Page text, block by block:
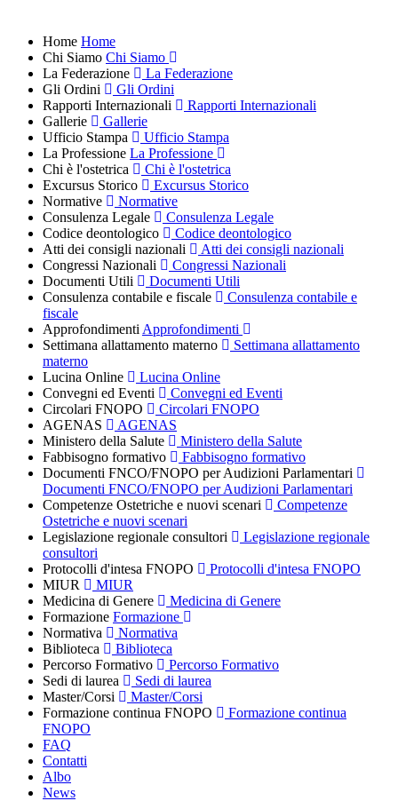
Home Home
Chi Siamo Chi Siamo
La Federazione
La Federazione
Gli Ordini
Gli Ordini
Rapporti Internazionali
Rapporti Internazionali
Gallerie
Gallerie
Ufficio Stampa
Ufficio Stampa
La Professione La Professione
Chi è l'ostetrica
Chi è l'ostetrica
Excursus Storico
Excursus Storico
Normative
Normative
Consulenza Legale
Consulenza Legale
Codice deontologico
Codice deontologico
Atti dei consigli nazionali
Atti dei consigli nazionali
Congressi Nazionali
Congressi Nazionali
Documenti Utili
Documenti Utili
Consulenza contabile e fiscale
Consulenza contabile e
fiscale
Approfondimenti Approfondimenti
Settimana allattamento materno
Settimana allattamento
materno
Lucina Online
Lucina Online
Convegni ed Eventi
Convegni ed Eventi
Circolari FNOPO
Circolari FNOPO
AGENAS
AGENAS
Ministero della Salute
Ministero della Salute
Fabbisogno formativo
Fabbisogno formativo
Documenti FNCO/FNOPO per Audizioni Parlamentari
Documenti FNCO/FNOPO per Audizioni Parlamentari
Competenze Ostetriche e nuovi scenari
Competenze
Ostetriche e nuovi scenari
Legislazione regionale consultori
Legislazione regionale
consultori
Protocolli d'intesa FNOPO
Protocolli d'intesa FNOPO
MIUR
MIUR
Medicina di Genere
Medicina di Genere
Formazione Formazione
Normativa
Normativa
Biblioteca
Biblioteca
Percorso Formativo
Percorso Formativo
Sedi di laurea
Sedi di laurea
Master/Corsi
Master/Corsi
Formazione continua FNOPO
Formazione continua
FNOPO
FAQ
Contatti
Albo
News